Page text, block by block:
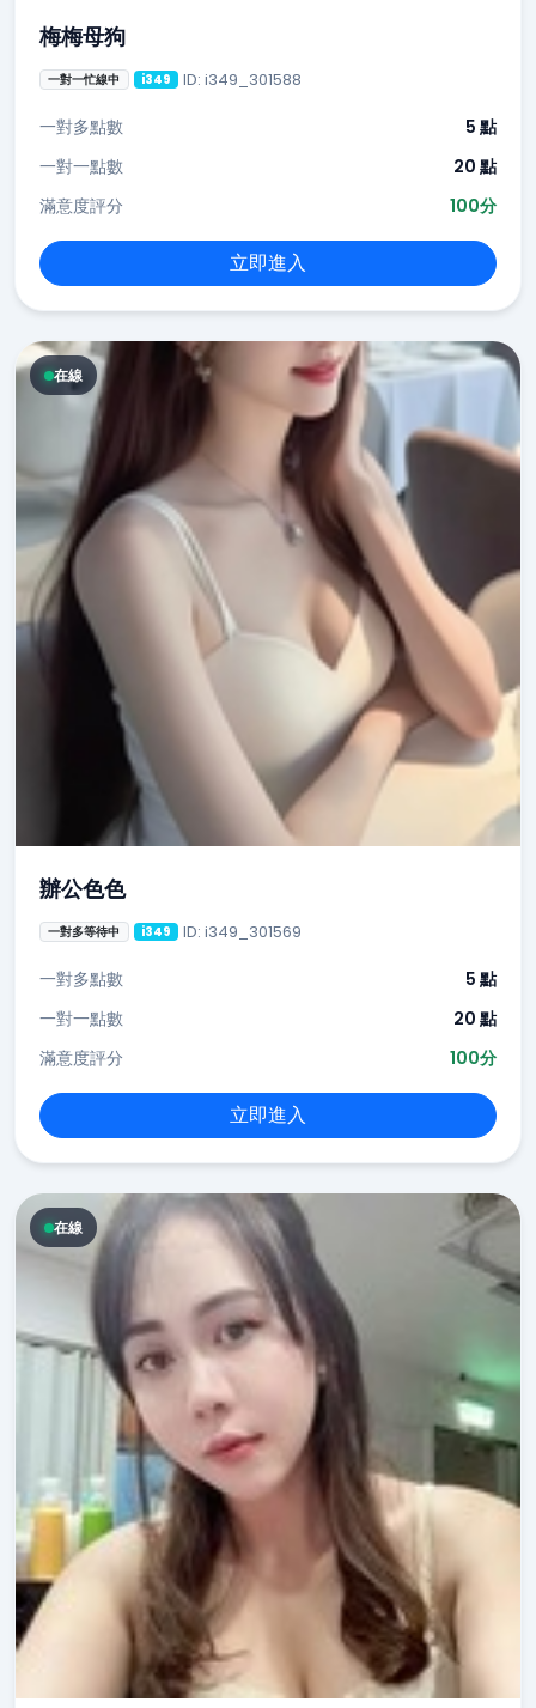
梅梅母狗
一對一忙線中 i349 ID: i349_301588
一對多點數
5 點
一對一點數
20 點
滿意度評分
100分
立即進入
在線
辦公色色
一對多等待中 i349 ID: i349_301569
一對多點數
5 點
一對一點數
20 點
滿意度評分
100分
立即進入
在線